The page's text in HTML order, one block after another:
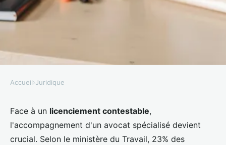
Comprendre vos droits : avocat
licenciement à versailles
Accueil›Juridique
Face à un licenciement contestable,
l'accompagnement d'un avocat spécialisé devient
crucial. Selon le ministère du Travail, 23% des